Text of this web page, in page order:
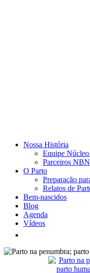
Nossa História
Equipe
Parceiros NBN
O Parto
Preparação
Relatos de
Bem-nascidos
Blog
Agenda
Vídeos